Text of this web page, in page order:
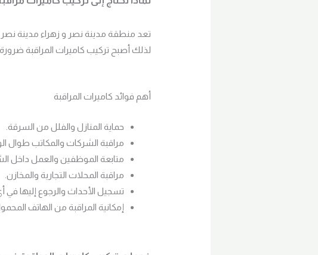
تعد منطقة مدينة نصر و زهراء مدينة نصر
لذلك أصبح تركيب كاميرات المراقبة
أهم فوائد كاميرات المراقبة
حماية المنازل والفلل من السرقة.
مراقبة الشركات والمكاتب طوال
متابعة الموظفين والعمل داخل
مراقبة المحلات التجارية والمخازن.
تسجيل الأحداث والرجوع إليها في
إمكانية المراقبة من الهاتف